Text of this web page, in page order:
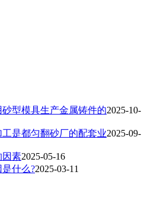
型模具生产金属铸件的2025-10-
是都匀翻砂厂的配套业2025-09-
因素2025-05-16
什么?2025-03-11